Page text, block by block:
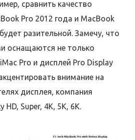
сравнить качество
Pro 2012 года и MacBook
разительной. Замечу, что
оснащаются не только
Pro и дисплей Pro Display
внимание на
дисплея, компания
Super, 4K, 5K, 6K.